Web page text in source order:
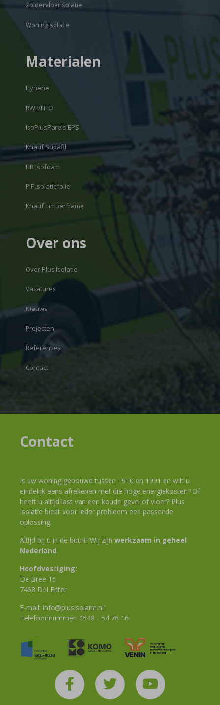
Zoldervloerisolatie
Woningisolatie
Materialen
Icynene
RWF/HFO
IsoPlusParels EPS
Knauf Supafil
HR Isofoam
PIF isolatiefolie
Knauf Timberframe
Over ons
Over Plus Isolatie
Vacatures
Nieuws
Projecten
Referenties
Contact
Contact
Is uw woning gebouwd tussen 1910 en 1991 en wilt u
eindelijk eens afrekenen met die hoge energiekosten? Of
heeft u altijd last van een koude gevel of vloer? Plus
Isolatie biedt voor ieder probleem een passende
oplossing.
Altijd bij u in de buurt! Wij zijn werkzaam in geheel
Nederland.
Hoofdvestiging:
De Bree 16
7468 DN Enter
E-mail: info@plusisolatie.nl
Telefoonnummer: 0548 - 54 76 16